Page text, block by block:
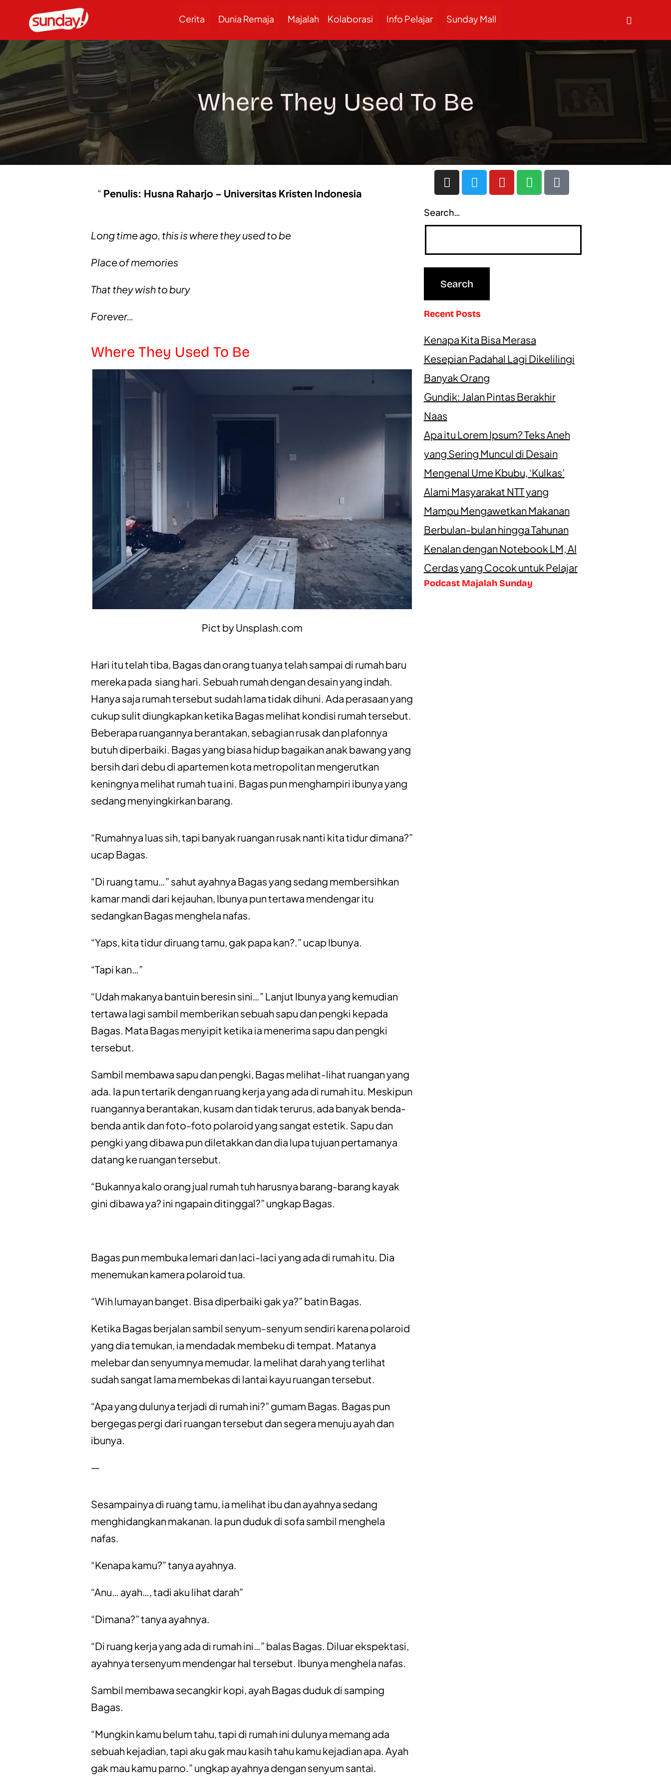
Cerita Dunia Remaja Majalah Kolaborasi Info Pelajar Sunday Mall
Where They Used To Be
Penulis: Husna Raharjo – Universitas Kristen Indonesia
Long time ago, this is where they used to be
Place of memories
That they wish to bury
Forever…
Where They Used To Be
Pict byUnsplash.com
Hari itu telah tiba, Bagas dan orang tuanya telah sampai di rumah baru
mereka pada siang hari. Sebuah rumah dengan desain yang indah.
Hanya saja rumah tersebut sudah lama tidak dihuni. Ada perasaan yang
cukup sulit diungkapkan ketika Bagas melihat kondisi rumah tersebut.
Beberapa ruangannya berantakan, sebagian rusak dan plafonnya
butuh diperbaiki. Bagas yang biasa hidup bagaikan anak bawang yang
bersih dari debu di apartemen kota metropolitan mengerutkan
keningnya melihat rumah tua ini. Bagas pun menghampiri ibunya yang
sedang menyingkirkan barang.
“Rumahnya luas sih, tapi banyak ruangan rusak nanti kita tidur dimana?”
ucap Bagas.
“Di ruang tamu…” sahut ayahnya Bagas yang sedang membersihkan
kamar mandi dari kejauhan, Ibunya pun tertawa mendengar itu
sedangkan Bagas menghela nafas.
“Yaps, kita tidur diruang tamu, gak papa kan?.” ucap Ibunya.
“Tapi kan…”
“Udah makanya bantuin beresin sini…” Lanjut Ibunya yang kemudian
tertawa lagi sambil memberikan sebuah sapu dan pengki kepada
Bagas. Mata Bagas menyipit ketika ia menerima sapu dan pengki
tersebut.
Sambil membawa sapu dan pengki, Bagas melihat-lihat ruangan yang
ada. Ia pun tertarik dengan ruang kerja yang ada di rumah itu. Meskipun
ruangannya berantakan, kusam dan tidak terurus, ada banyak benda-
benda antik dan foto-foto polaroid yang sangat estetik. Sapu dan
pengki yang dibawa pun diletakkan dan dia lupa tujuan pertamanya
datang ke ruangan tersebut.
“Bukannya kalo orang jual rumah tuh harusnya barang-barang kayak
gini dibawa ya? ini ngapain ditinggal?” ungkap Bagas.
Bagas pun membuka lemari dan laci-laci yang ada di rumah itu. Dia
menemukan kamera polaroid tua.
“Wih lumayan banget. Bisa diperbaiki gak ya?” batin Bagas.
Ketika Bagas berjalan sambil senyum-senyum sendiri karena polaroid
yang dia temukan, ia mendadak membeku di tempat. Matanya
melebar dan senyumnya memudar. Ia melihat darah yang terlihat
sudah sangat lama membekas di lantai kayu ruangan tersebut.
“Apa yang dulunya terjadi di rumah ini?” gumam Bagas. Bagas pun
bergegas pergi dari ruangan tersebut dan segera menuju ayah dan
ibunya.
—
Sesampainya di ruang tamu, ia melihat ibu dan ayahnya sedang
menghidangkan makanan. Ia pun duduk di sofa sambil menghela
nafas.
“Kenapa kamu?” tanya ayahnya.
“Anu… ayah…, tadi aku lihat darah”
“Dimana?” tanya ayahnya.
“Di ruang kerja yang ada di rumah ini…” balas Bagas. Diluar ekspektasi,
ayahnya tersenyum mendengar hal tersebut. Ibunya menghela nafas.
Sambil membawa secangkir kopi, ayah Bagas duduk di samping
Bagas.
“Mungkin kamu belum tahu, tapi di rumah ini dulunya memang ada
sebuah kejadian, tapi aku gak mau kasih tahu kamu kejadian apa. Ayah
gak mau kamu parno.” ungkap ayahnya dengan senyum santai.
Search…
Recent Posts
Kenapa Kita Bisa Merasa
Kesepian Padahal Lagi Dikelilingi
Banyak Orang
Gundik: Jalan Pintas Berakhir
Naas
Apa itu Lorem Ipsum? Teks Aneh
yang Sering Muncul di Desain
Mengenal Ume Kbubu, ‘Kulkas’
Alami Masyarakat NTT yang
Mampu Mengawetkan Makanan
Berbulan-bulan hingga Tahunan
Kenalan dengan Notebook LM, AI
Cerdas yang Cocok untuk Pelajar
Podcast Majalah Sunday